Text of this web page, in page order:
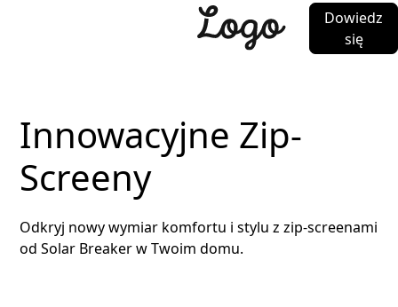
Dowiedz
się
Innowacyjne Zip-
Screeny
Odkryj nowy wymiar komfortu i stylu z zip-screenami
od Solar Breaker w Twoim domu.